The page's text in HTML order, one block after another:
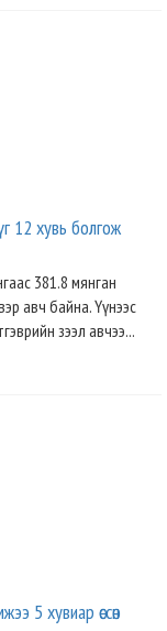
12 хувь болгож
381.8 мянган
авч байна. Үүнээс
зээл авчээ...
5 хувиар өссөн